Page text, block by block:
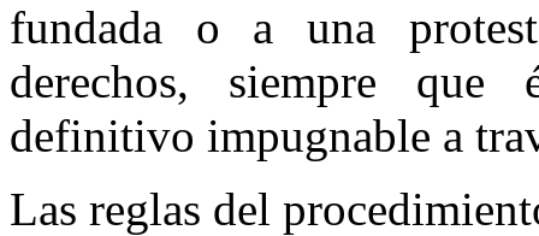
fundada o a una
derechos, siempre
definitivo impugnable a
Las reglas del